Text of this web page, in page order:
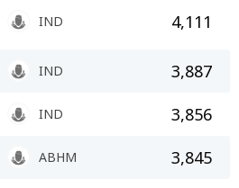
IND 4,111
IND 3,887
IND 3,856
ABHM 3,845